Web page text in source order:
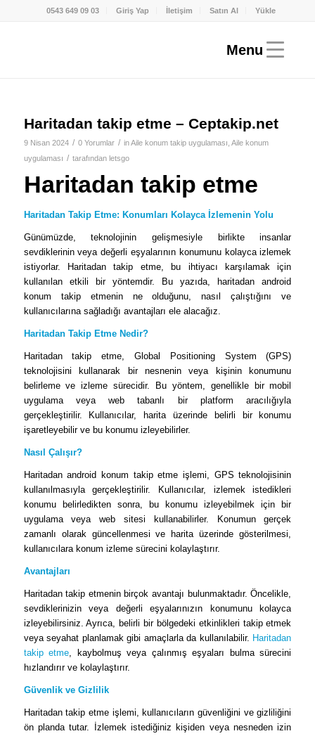
0543 649 09 03 Giriş Yap İletişim Satın Al Yükle
Haritadan takip etme – Ceptakip.net
9 Nisan 2024 / 0 Yorumlar / inAile konum takip uygulaması Aile konum
uygulaması / tarafından letsgo
Haritadan takip etme
Haritadan Takip Etme: Konumları Kolayca İzlemenin Yolu
Günümüzde, teknolojinin gelişmesiyle birlikte insanlar
sevdiklerinin veya değerli eşyalarının konumunu kolayca izlemek
istiyorlar. Haritadan takip etme, bu ihtiyacı karşılamak için
kullanılan etkili bir yöntemdir. Bu yazıda, haritadan android
konum takip etmenin ne olduğunu, nasıl çalıştığını ve
kullanıcılarına sağladığı avantajları ele alacağız.
Haritadan Takip Etme Nedir?
Haritadan takip etme, Global Positioning System (GPS)
teknolojisini kullanarak bir nesnenin veya kişinin konumunu
belirleme ve izleme sürecidir. Bu yöntem, genellikle bir mobil
uygulama veya web tabanlı bir platform aracılığıyla
gerçekleştirilir. Kullanıcılar, harita üzerinde belirli bir konumu
işaretleyebilir ve bu konumu izleyebilirler.
Nasıl Çalışır?
Haritadan android konum takip etme işlemi, GPS teknolojisinin
kullanılmasıyla gerçekleştirilir. Kullanıcılar, izlemek istedikleri
konumu belirledikten sonra, bu konumu izleyebilmek için bir
uygulama veya web sitesi kullanabilirler. Konumun gerçek
zamanlı olarak güncellenmesi ve harita üzerinde gösterilmesi,
kullanıcılara konum izleme sürecini kolaylaştırır.
Avantajları
Haritadan takip etmenin birçok avantajı bulunmaktadır. Öncelikle,
sevdiklerinizin veya değerli eşyalarınızın konumunu kolayca
izleyebilirsiniz. Ayrıca, belirli bir bölgedeki etkinlikleri takip etmek
veya seyahat planlamak gibi amaçlarla da kullanılabilir. Haritadan
takip etme, kaybolmuş veya çalınmış eşyaları bulma sürecini
hızlandırır ve kolaylaştırır.
Güvenlik ve Gizlilik
Haritadan takip etme işlemi, kullanıcıların güvenliğini ve gizliliğini
ön planda tutar. İzlemek istediğiniz kişiden veya nesneden izin